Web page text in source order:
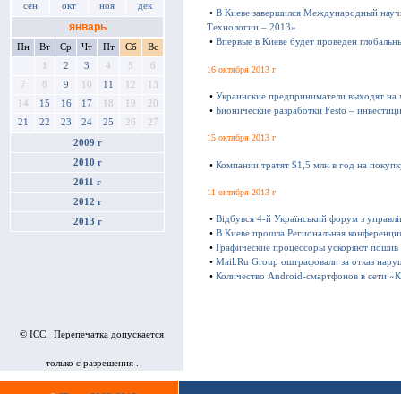
сен окт ноя дек
январь
Пн Вт Ср Чт Пт Сб
Вс
1
2 3 4 5
6
7
8 9 10 11 12
13
14
15 16 17 18 19
20
21
22 23 24 25 26 27
2009 г
2010 г
2011 г
2012 г
2013 г
© ICC. Перепечатка допускается
только с разрешения .
• В Киеве завершился Международный
Технологии – 2013»
• Впервые в Киеве будет проведен
16 октября 2013 г
• Украинские предприниматели выходят
• Бионические разработки Festo –
15 октября 2013 г
• Компании тратят $1,5 млн в год на
11 октября 2013 г
• Відбувся 4-й Український форум з
• В Киеве прошла Региональная
• Графические процессоры ускоряют
• Mail.Ru Group оштрафовали за отказ
• Количество Android-смартфонов в сети